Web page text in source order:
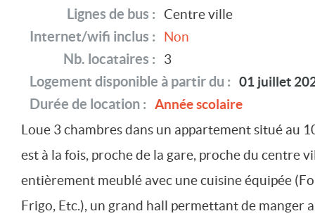
Lignes de bus : Centre ville
Internet/wifi inclus : Non
Nb. locataires : 3
Logement disponible à partir du : 01 juillet
Durée de location : Année scolaire
Loue 3 chambres dans un appartement situé
est à la fois, proche de la gare, proche du centre
entièrement meublé avec une cuisine équipée
Frigo, Etc.), un grand hall permettant de manger